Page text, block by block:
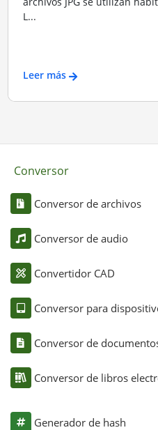
L...
Leer más
Conversor
Conversor de archivos
Conversor de audio
Convertidor CAD
Conversor para
Conversor de
Conversor de libros
Generador de hash